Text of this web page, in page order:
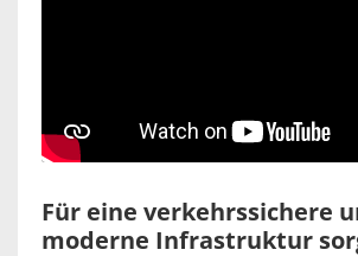
Für eine verkehrssichere
moderne Infrastruktur